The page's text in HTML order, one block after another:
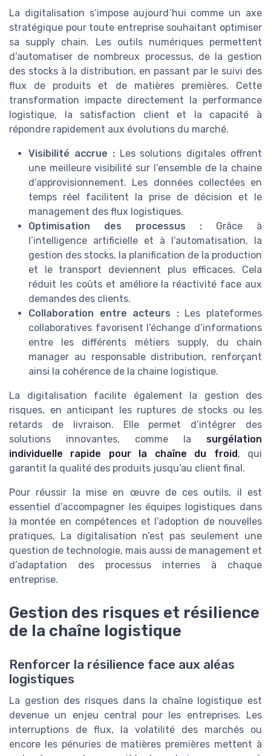
La digitalisation s’impose aujourd’hui comme un axe
stratégique pour toute entreprise souhaitant optimiser
sa supply chain. Les outils numériques permettent
d’automatiser de nombreux processus, de la gestion
des stocks à la distribution, en passant par le suivi des
flux de produits et de matières premières. Cette
transformation impacte directement la performance
logistique, la satisfaction client et la capacité à
répondre rapidement aux évolutions du marché.
Visibilité accrue :Les solutions digitales offrent
une meilleure visibilité sur l’ensemble de la chaine
d’approvisionnement. Les données collectées en
temps réel facilitent la prise de décision et le
management des flux logistiques.
Optimisation des processus : Grâce à
l’intelligence artificielle et à l’automatisation, la
gestion des stocks, la planification de la production
et le transport deviennent plus efficaces. Cela
réduit les coûts et améliore la réactivité face aux
demandes des clients.
Collaboration entre acteurs :Les plateformes
collaboratives favorisent l’échange d’informations
entre les différents métiers supply, du chain
manager au responsable distribution, renforçant
ainsi la cohérence de la chaine logistique.
La digitalisation facilite également la gestion des
risques, en anticipant les ruptures de stocks ou les
retards de livraison. Elle permet d’intégrer des
solutions innovantes, comme la surgélation
individuelle rapide pour la chaîne du froid , qui
garantit la qualité des produits jusqu’au client final.
Pour réussir la mise en œuvre de ces outils, il est
essentiel d’accompagner les équipes logistiques dans
la montée en compétences et l’adoption de nouvelles
pratiques. La digitalisation n’est pas seulement une
question de technologie, mais aussi de management et
d’adaptation des processus internes à chaque
entreprise.
Gestion des risques et résilience
de la chaîne logistique
Renforcer la résilience face aux aléas
logistiques
La gestion des risques dans la chaîne logistique est
devenue un enjeu central pour les entreprises. Les
interruptions de flux, la volatilité des marchés ou
encore les pénuries de matières premières mettent à